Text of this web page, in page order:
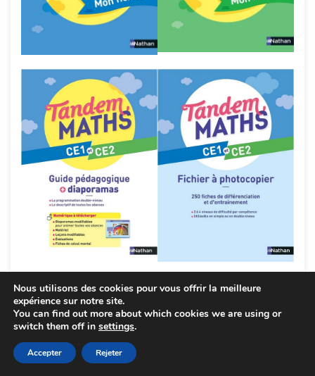
Nous utilisons des cookies pour vous offrir la meilleure
expérience sur notre site.
You can find out more about which cookies we are using or
switch them off in settings.
Accepter Rejeter